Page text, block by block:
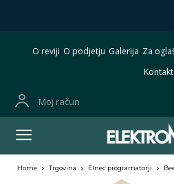
O reviji O podjetju Galerija Za
Kontakt
Moj račun
Home Trgovina Elnec programatorji